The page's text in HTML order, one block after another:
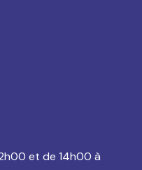
et de 14h00 à